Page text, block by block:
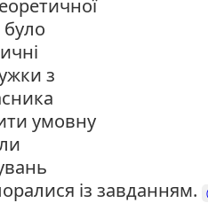
з
умовну
із завданням.